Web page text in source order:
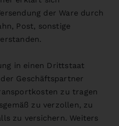
der Ware durch
Post, sonstige
in einen Drittstaat
Geschäftspartner
zu tragen
zu verzollen, zu
zu versichern. Weiters